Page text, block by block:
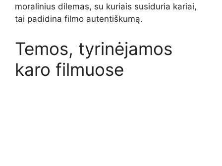
moralinius dilemas, su kuriais susiduria kariai,
tai padidina filmo autentiškumą.
Temos, tyrinėjamos
karo filmuose